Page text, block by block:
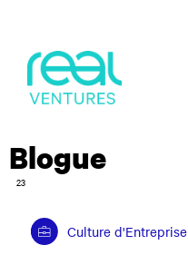
Blogue
23
Culture d'Entreprise